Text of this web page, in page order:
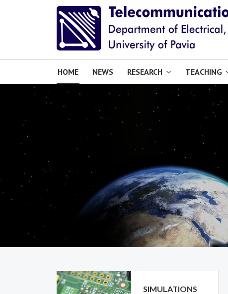
HOME NEWS RESEARCH TEACHING
SIMULATIONS